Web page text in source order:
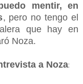
mentir, en
, pero no tengo el
que hay en
Noza.
a Noza: